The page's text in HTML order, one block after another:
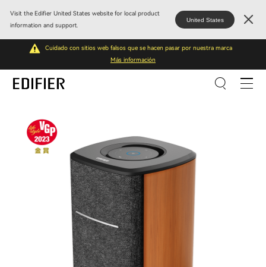
Visit the Edifier United States website for local product
information and support.
United States
Cuidado con sitios web falsos que se hacen pasar por nuestra marca
Más información